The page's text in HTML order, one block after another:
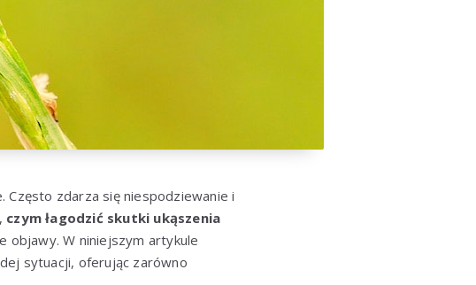
Często zdarza się niespodziewanie i
czym łagodzić skutki ukąszenia
objawy. W niniejszym artykule
sytuacji, oferując zarówno